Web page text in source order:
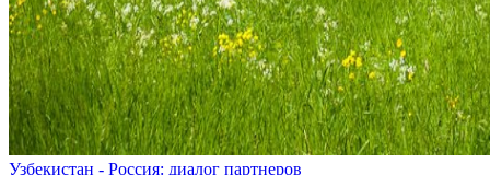
Узбекистан - Россия: диалог партнеров